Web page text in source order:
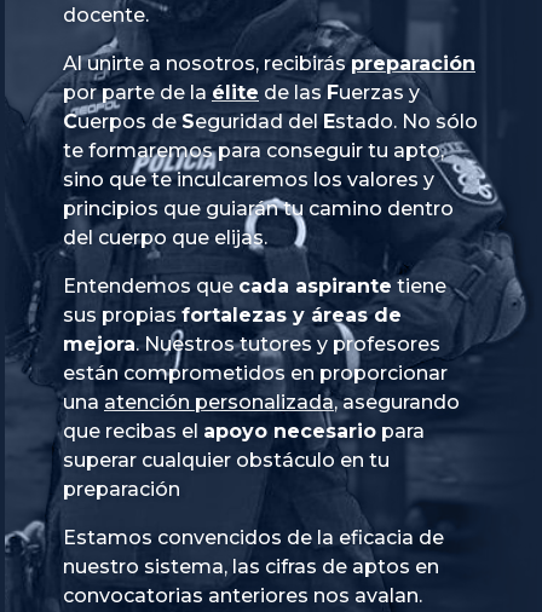
docente.
Al unirte a nosotros, recibiráspreparación
por parte de la élite de las Fuerzas y
Cuerpos de Seguridad del Estado. No sólo
te formaremos para conseguir tu apto,
sino que te inculcaremos los valores y
principios que guiarán tu camino dentro
del cuerpo que elijas.
Entendemos que cada aspirante tiene
sus propias fortalezas y áreas de
mejora. Nuestros tutores y profesores
están comprometidos en proporcionar
una atención personalizada, asegurando
que recibas el apoyo necesario para
superar cualquier obstáculo en tu
preparación
Estamos convencidos de la eficacia de
nuestro sistema, las cifras de aptos en
convocatorias anteriores nos avalan.